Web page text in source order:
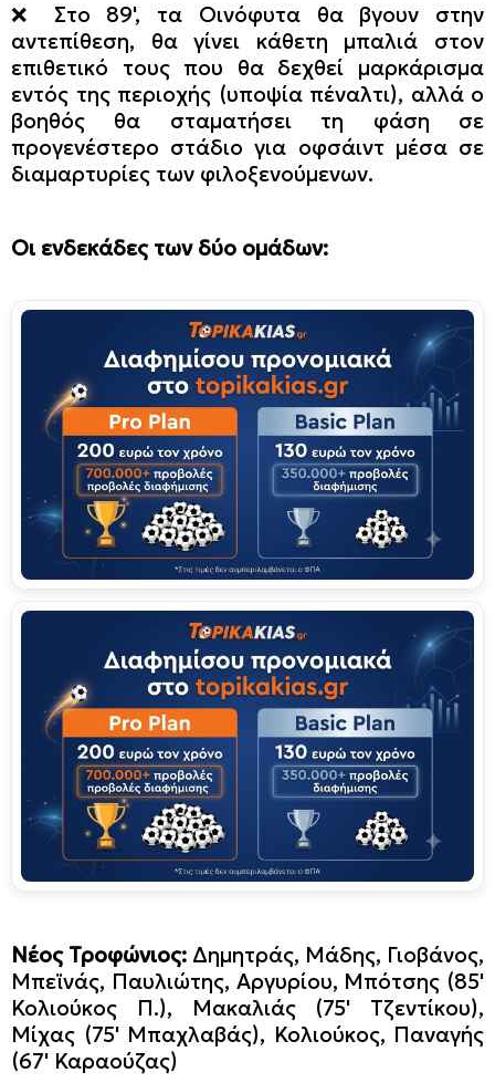
❌ Στο 89', τα Οινόφυτα θα βγουν στην
αντεπίθεση, θα γίνει κάθετη μπαλιά στον
επιθετικό τους που θα δεχθεί μαρκάρισμα
εντός της περιοχής (υποψία πέναλτι), αλλά ο
βοηθός θα σταματήσει τη φάση σε
προγενέστερο στάδιο για οφσάιντ μέσα σε
διαμαρτυρίες των φιλοξενούμενων.
Οι ενδεκάδες των δύο ομάδων:
Νέος Τροφώνιος: Δημητράς, Μάδης, Γιοβάνος,
Μπεϊνάς, Παυλιώτης, Αργυρίου, Μπότσης (85'
Κολιούκος Π.), Μακαλιάς (75' Τζεντίκου),
Μίχας (75' Μπαχλαβάς), Κολιούκος, Παναγής
(67' Καραούζας)